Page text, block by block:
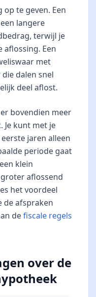
te geven. Een
langere
terwijl je
Een
met
dalen snel
deel aflost.
bovendien meer
Je kunt met je
jaren alleen
periode gaat
klein
aflossend
het voordeel
de afspraken
defiscale regels
over de